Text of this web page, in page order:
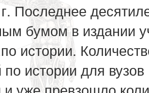
Последнее
бумом в издании
истории.
истории для